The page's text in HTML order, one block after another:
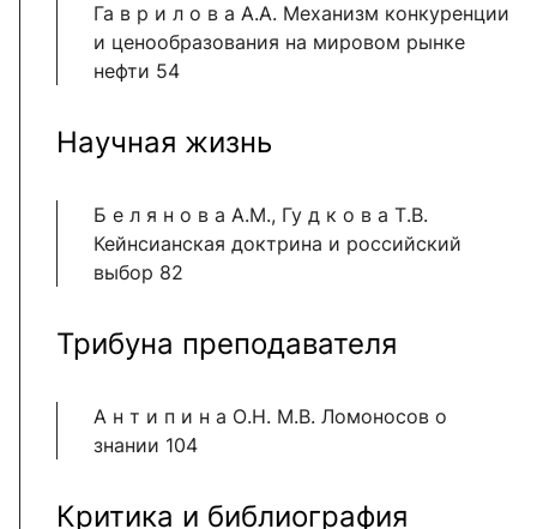
Га в р и л о в а А.А. Механизм конкуренции
и ценообразования на мировом рынке
нефти 54
Научная жизнь
Б е л я н о в а А.М., Гу д к о в а Т.В.
Кейнсианская доктрина и российский
выбор 82
Трибуна преподавателя
А н т и п и н а О.Н. М.В. Ломоносов о
знании 104
Критика и библиография